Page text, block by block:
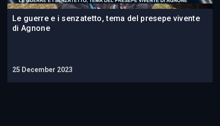
Le guerre e i senzatetto, tema del presepe vivente
di Agnone
25 December 2023